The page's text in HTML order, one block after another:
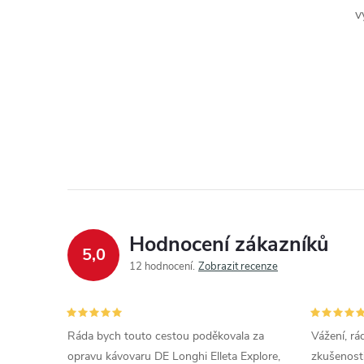
5,0 Hodnocení zákazníků
12 hodnocení Zobrazit recenze
Ráda bych touto cestou poděkovala za
opravu kávovaru DE Longhi Elleta Explore,
Vážení,